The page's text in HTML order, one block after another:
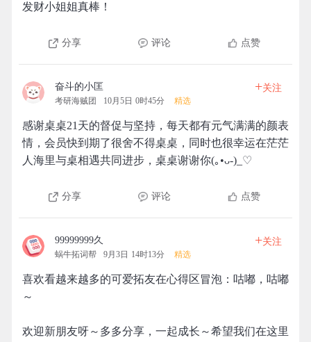
发财小姐姐真棒！
分享 评论 点赞
奋斗的小匡
考研海贼团 10月5日 0时45分 精选
+关注
感谢桌桌21天的督促与坚持，每天都有元气满满的颜表
情，会员快到期了很舍不得桌桌，同时也很幸运在茫茫
人海里与桌相遇共同进步，桌桌谢谢你(｡•ᴗ-)_♡
分享 评论 点赞
99999999久
蜗牛拓词帮 9月3日 14时13分 精选
+关注
喜欢看越来越多的可爱拓友在心得区冒泡：咕嘟，咕嘟
～
欢迎新朋友呀～多多分享，一起成长～希望我们在这里